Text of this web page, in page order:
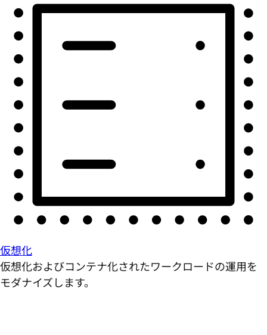
仮想化
仮想化およびコンテナ化されたワークロードの運用を
モダナイズします。